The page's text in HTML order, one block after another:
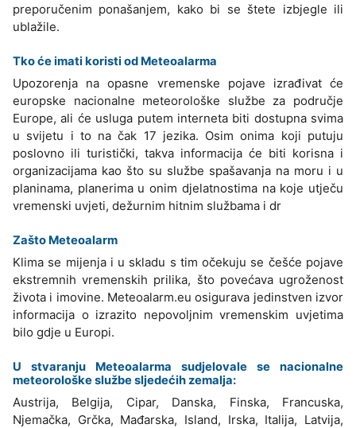
preporučenim ponašanjem, kako bi se štete izbjegle ili
ublažile.
Tko će imati koristi od Meteoalarma
Upozorenja na opasne vremenske pojave izrađivat će
europske nacionalne meteorološke službe za područje
Europe, ali će usluga putem interneta biti dostupna svima
u svijetu i to na čak 17 jezika. Osim onima koji putuju
poslovno ili turistički, takva informacija će biti korisna i
organizacijama kao što su službe spašavanja na moru i u
planinama, planerima u onim djelatnostima na koje utječu
vremenski uvjeti, dežurnim hitnim službama i dr
Zašto Meteoalarm
Klima se mijenja i u skladu s tim očekuju se češće pojave
ekstremnih vremenskih prilika, što povećava ugroženost
života i imovine. Meteoalarm.eu osigurava jedinstven izvor
informacija o izrazito nepovoljnim vremenskim uvjetima
bilo gdje u Europi.
U stvaranju Meteoalarma sudjelovale se nacionalne
meteorološke službe sljedećih zemalja:
Austrija, Belgija, Cipar, Danska, Finska, Francuska,
Njemačka, Grčka, Mađarska, Island, Irska, Italija, Latvija,